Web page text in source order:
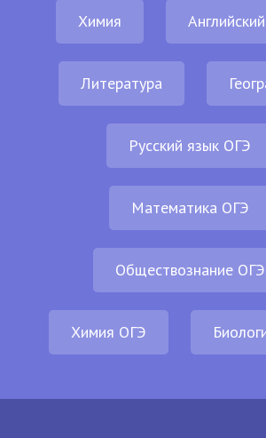
Химия
Литература
Русский язык ОГЭ
Математика ОГЭ
Обществознание ОГЭ
Химия ОГЭ